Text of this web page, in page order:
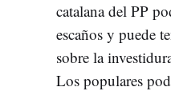
catalana del PP
escaños y puede
sobre la
Los populares